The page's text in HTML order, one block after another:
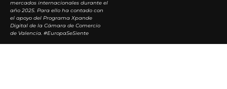
mercados internacionales durante el
año 2025. Para ello ha contado con
el apoyo del Programa Xpande
Digital de la Cámara de Comercio
de Valencia. #EuropaSeSiente